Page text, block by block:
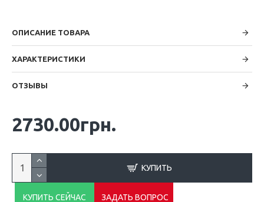
ОПИСАНИЕ ТОВАРА
ХАРАКТЕРИСТИКИ
ОТЗЫВЫ
2730.00грн.
КУПИТЬ
КУПИТЬ СЕЙЧАС ЗАДАТЬ ВОПРОС